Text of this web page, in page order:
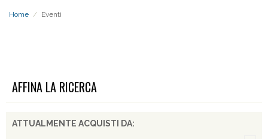
Home / Eventi
AFFINA LA RICERCA
ATTUALMENTE ACQUISTI DA: